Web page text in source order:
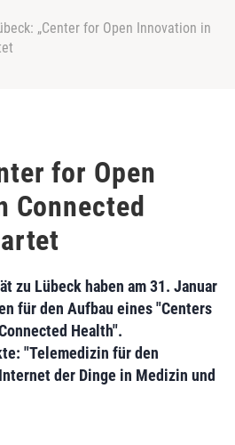
„Center for Open Innovation in
for Open
Connected
zu Lübeck haben am 31. Januar
für den Aufbau eines "Centers
Health".
"Telemedizin für den
der Dinge in Medizin und